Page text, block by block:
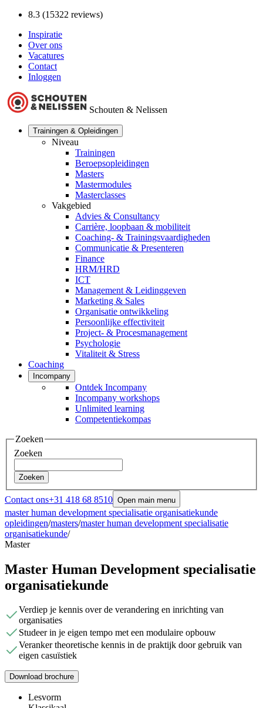
8.3 (15322 reviews)
Inspiratie
Over ons
Vacatures
Contact
Inloggen
Schouten & Nelissen
Trainingen & Opleidingen
Niveau
Trainingen
Beroepsopleidingen
Masters
Mastermodules
Masterclasses
Vakgebied
Advies & Consultancy
Carrière, loopbaan & mobiliteit
Coaching- & Trainingsvaardigheden
Communicatie & Presenteren
Finance
HRM/HRD
ICT
Management & Leidinggeven
Marketing & Sales
Organisatie ontwikkeling
Persoonlijke effectiviteit
Project- & Procesmanagement
Psychologie
Vitaliteit & Stress
Coaching
Incompany
Ontdek Incompany
Incompany workshops
Unlimited learning
Competentiekompas
Zoeken
Zoeken
Zoeken
Contact ons+31 418 68 8510 Open main menu
master human development specialisatie organisatiekunde
opleidingen/masters/master human development specialisatie
organisatiekunde/
Master
Master Human Development specialisatie
organisatiekunde
Verdiep je kennis over de verandering en inrichting van
organisaties
Studeer in je eigen tempo met een modulaire opbouw
Veranker theoretische kennis in de praktijk door gebruik van
eigen casuïstiek
Download brochure
Lesvorm